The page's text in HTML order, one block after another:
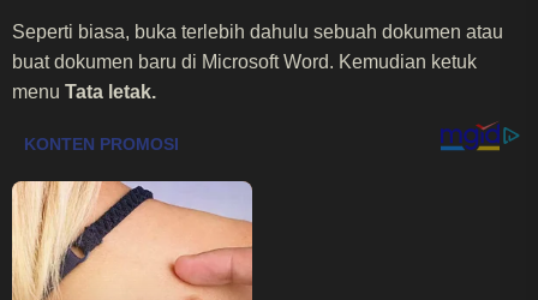
Seperti biasa, buka terlebih dahulu sebuah dokumen atau
buat dokumen baru di Microsoft Word. Kemudian ketuk
menu Tata letak.